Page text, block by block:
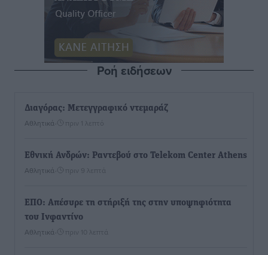
Ροή ειδήσεων
Διαγόρας: Μετεγγραφικό ντεμαράζ
Αθλητικά πριν 1 λεπτό
Εθνική Ανδρών: Ραντεβού στο Telekom Center Athens
Αθλητικά πριν 9 λεπτά
ΕΠΟ: Απέσυρε τη στήριξή της στην υποψηφιότητα
του Ινφαντίνο
Αθλητικά πριν 10 λεπτά